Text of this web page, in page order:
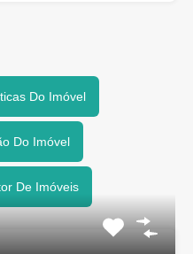
Do Imóvel
Do Imóvel
De Imóveis